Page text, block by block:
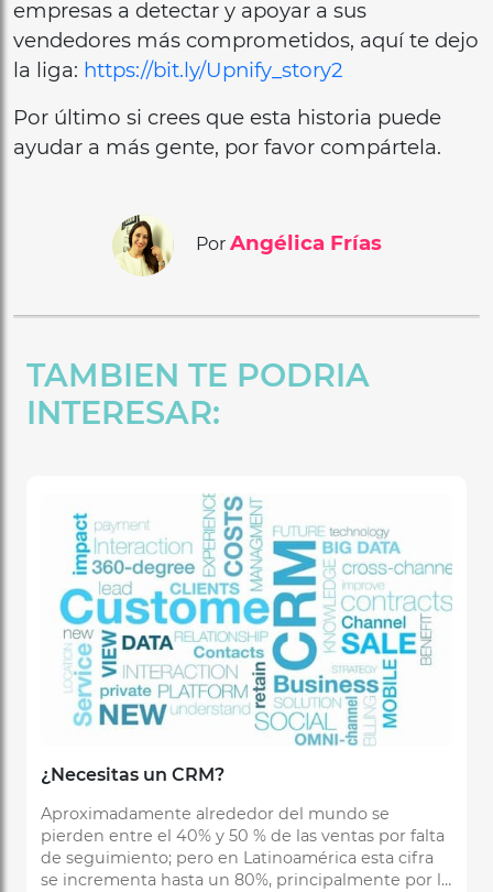
empresas a detectar y apoyar a sus
vendedores más comprometidos, aquí te dejo
la liga: https://bit.ly/Upnify_story2
Por último si crees que esta historia puede
ayudar a más gente, por favor compártela.
Por Angélica Frías
TAMBIEN TE PODRIA
INTERESAR:
¿Necesitas un CRM?
Aproximadamente alrededor del mundo se
pierden entre el 40% y 50 % de las ventas por falta
de seguimiento; pero en Latinoamérica esta cifra
se incrementa hasta un 80%, principalmente por la